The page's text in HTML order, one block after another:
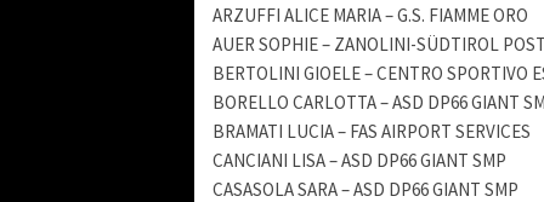
ARZUFFI ALICE MARIA – G.S. FIAMME ORO
AUER SOPHIE – ZANOLINI-SÜDTIROL POST
BERTOLINI GIOELE – CENTRO SPORTIVO
BORELLO CARLOTTA – ASD DP66 GIANT
BRAMATI LUCIA – FAS AIRPORT SERVICES
CANCIANI LISA – ASD DP66 GIANT SMP
CASASOLA SARA – ASD DP66 GIANT SMP